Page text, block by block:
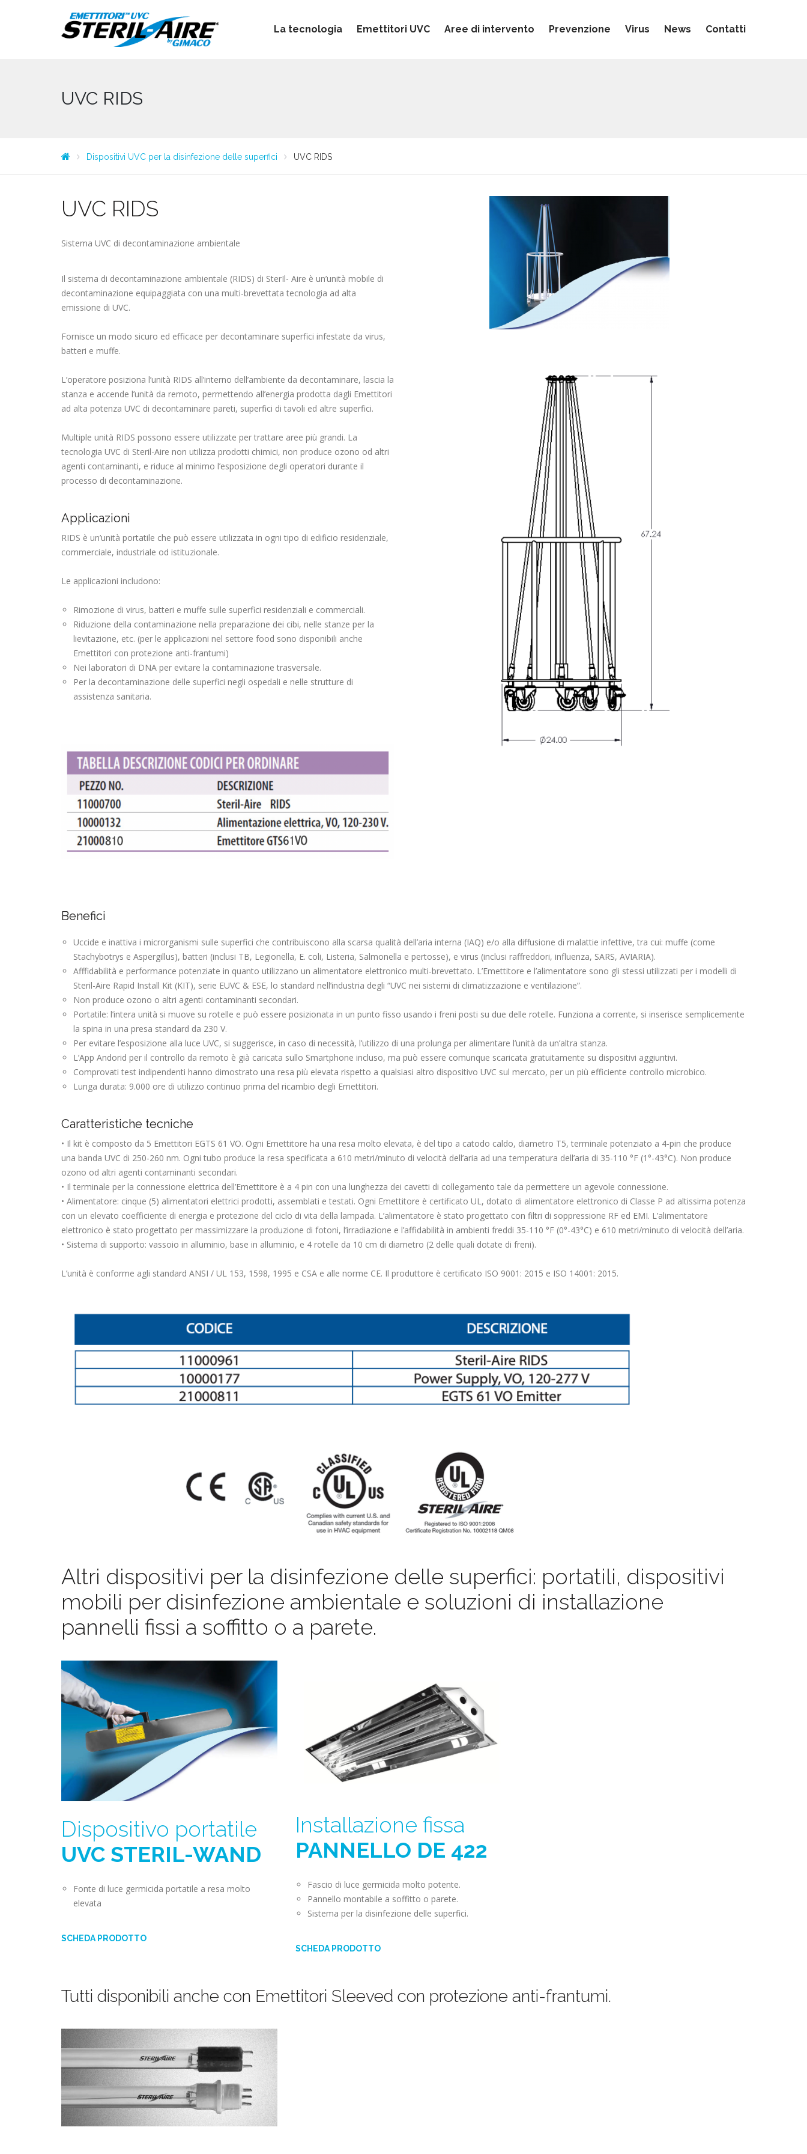
La tecnologia Emettitori UVC Aree di intervento Prevenzione Virus News Contatti
UVC RIDS
Dispositivi UVC per la disinfezione delle superfici UVC RIDS
UVC RIDS
Sistema UVC di decontaminazione ambientale
Il sistema di decontaminazione ambientale (RIDS) di SterIl- Aire è un’unità mobile di
decontaminazione equipaggiata con una multi-brevettata tecnologia ad alta
emissione di UVC.
Fornisce un modo sicuro ed efficace per decontaminare superfici infestate da virus,
batteri e muffe.
L’operatore posiziona l’unità RIDS all’interno dell’ambiente da decontaminare, lascia la
stanza e accende l’unità da remoto, permettendo all’energia prodotta dagli Emettitori
ad alta potenza UVC di decontaminare pareti, superfici di tavoli ed altre superfici.
Multiple unità RIDS possono essere utilizzate per trattare aree più grandi. La
tecnologia UVC di Steril-Aire non utilizza prodotti chimici, non produce ozono od altri
agenti contaminanti, e riduce al minimo l’esposizione degli operatori durante il
processo di decontaminazione.
Applicazioni
RIDS è un’unità portatile che può essere utilizzata in ogni tipo di edificio residenziale,
commerciale, industriale od istituzionale.
Le applicazioni includono:
Rimozione di virus, batteri e muffe sulle superfici residenziali e commerciali.
Riduzione della contaminazione nella preparazione dei cibi, nelle stanze per la
lievitazione, etc. (per le applicazioni nel settore food sono disponibili anche
Emettitori con protezione anti-frantumi)
Nei laboratori di DNA per evitare la contaminazione trasversale.
Per la decontaminazione delle superfici negli ospedali e nelle strutture di
assistenza sanitaria.
Benefici
Uccide e inattiva i microrganismi sulle superfici che contribuiscono alla scarsa qualità dell’aria interna (IAQ) e/o alla diffusione di malattie infettive, tra cui: muffe (come
Stachybotrys e Aspergillus), batteri (inclusi TB, Legionella, E. coli, Listeria, Salmonella e pertosse), e virus (inclusi raffreddori, influenza, SARS, AVIARIA).
Afffidabilità e performance potenziate in quanto utilizzano un alimentatore elettronico multi-brevettato. L’Emettitore e l’alimentatore sono gli stessi utilizzati per i modelli di
Steril-Aire Rapid Install Kit (KIT), serie EUVC & ESE, lo standard nell’industria degli “UVC nei sistemi di climatizzazione e ventilazione”.
Non produce ozono o altri agenti contaminanti secondari.
Portatile: l’intera unità si muove su rotelle e può essere posizionata in un punto fisso usando i freni posti su due delle rotelle. Funziona a corrente, si inserisce semplicemente
la spina in una presa standard da 230 V.
Per evitare l’esposizione alla luce UVC, si suggerisce, in caso di necessità, l’utilizzo di una prolunga per alimentare l’unità da un’altra stanza.
L’App Andorid per il controllo da remoto è già caricata sullo Smartphone incluso, ma può essere comunque scaricata gratuitamente su dispositivi aggiuntivi.
Comprovati test indipendenti hanno dimostrato una resa più elevata rispetto a qualsiasi altro dispositivo UVC sul mercato, per un più efficiente controllo microbico.
Lunga durata: 9.000 ore di utilizzo continuo prima del ricambio degli Emettitori.
Caratteristiche tecniche
• Il kit è composto da 5 Emettitori EGTS 61 VO. Ogni Emettitore ha una resa molto elevata, è del tipo a catodo caldo, diametro T5, terminale potenziato a 4-pin che produce
una banda UVC di 250-260 nm. Ogni tubo produce la resa specificata a 610 metri/minuto di velocità dell’aria ad una temperatura dell’aria di 35-110 °F (1°-43°C). Non produce
ozono od altri agenti contaminanti secondari.
• Il terminale per la connessione elettrica dell’Emettitore è a 4 pin con una lunghezza dei cavetti di collegamento tale da permettere un agevole connessione.
• Alimentatore: cinque (5) alimentatori elettrici prodotti, assemblati e testati. Ogni Emettitore è certificato UL, dotato di alimentatore elettronico di Classe P ad altissima potenza
con un elevato coefficiente di energia e protezione del ciclo di vita della lampada. L’alimentatore è stato progettato con filtri di soppressione RF ed EMI. L’alimentatore
elettronico è stato progettato per massimizzare la produzione di fotoni, l’irradiazione e l’affidabilità in ambienti freddi 35-110 °F (0°-43°C) e 610 metri/minuto di velocità dell’aria.
• Sistema di supporto: vassoio in alluminio, base in alluminio, e 4 rotelle da 10 cm di diametro (2 delle quali dotate di freni).
L’unità è conforme agli standard ANSI / UL 153, 1598, 1995 e CSA e alle norme CE. Il produttore è certificato ISO 9001: 2015 e ISO 14001: 2015.
Altri dispositivi per la disinfezione delle superfici: portatili, dispositivi
mobili per disinfezione ambientale e soluzioni di installazione
pannelli fissi a soffitto o a parete.
Dispositivo portatile
UVC STERIL-WAND
Fonte di luce germicida portatile a resa molto
elevata
SCHEDA PRODOTTO
Installazione fissa
PANNELLO DE 422
Fascio di luce germicida molto potente.
Pannello montabile a soffitto o parete.
Sistema per la disinfezione delle superfici.
SCHEDA PRODOTTO
Tutti disponibili anche con Emettitori Sleeved con protezione anti-frantumi.